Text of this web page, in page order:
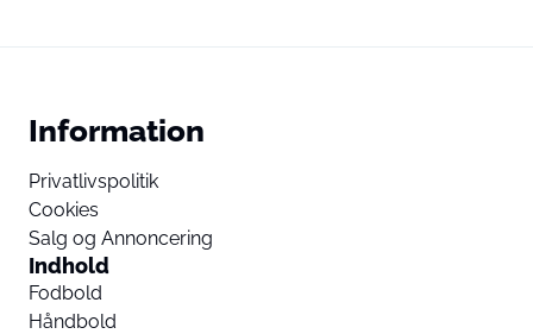
Information
Privatlivspolitik
Cookies
Salg og Annoncering
Indhold
Fodbold
Håndbold